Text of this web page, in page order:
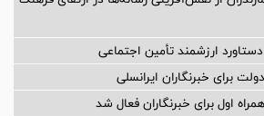
ارزشمند تأمین اجتماعی